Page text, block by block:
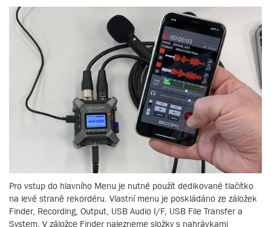
Pro vstup do hlavního Menu je nutné použít dedikované tlačítko
na levé straně rekordéru. Vlastní menu je poskládáno ze záložek
Finder, Recording, Output, USB Audio I/F, USB File Transfer a
System. V záložce Finder nalezneme složky s nahrávkami